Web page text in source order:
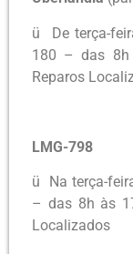
ü De terça-
180 – das
Reparos
LMG-798
ü Na terça-
– das 8h às
Localizados